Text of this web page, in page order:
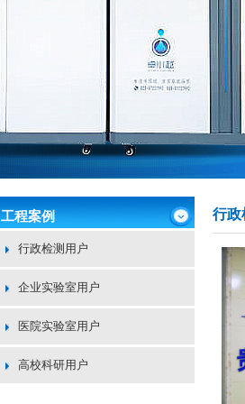
工程案例
行政检测用户
企业实验室用户
医院实验室用户
高校科研用户
行政